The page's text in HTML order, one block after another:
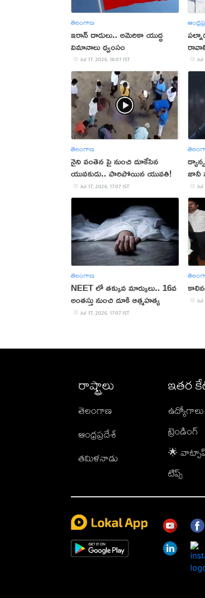
తెలంగాణ
ఇరాన్‌ దాడులు.. అమెరికా యుద్ధ
విమానాలు ధ్వంసం
Jul 17, 2026, 18:07 IST Jul
తెలంగాణ
నైని వంతెన పై నుంచి దూకేసిన
యువకుడు.. పారిపోయిన యువతి!
Jul 17, 2026, 17:07 IST
జానీ
Jul
తెలంగాణ
NEET లో తక్కువ మార్కులు.. 16వ
అంతస్తు నుంచి దూకి ఆత్మహత్య
Jul 17, 2026, 17:07 IST
Jul
రాష్ట్రాలు
తెలంగాణ
ఆంధ్రప్రదేశ్
తమిళనాడు
ఇతర
ఉద్యోగాలు
ట్రెండింగ్
🌟
టిప్స్